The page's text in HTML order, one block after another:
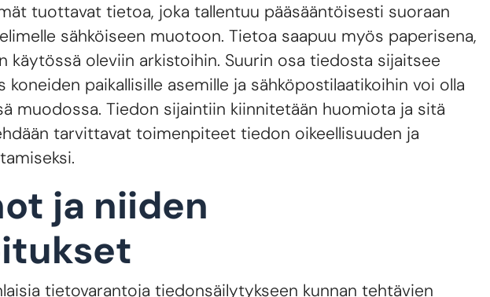
tuottavat tietoa, joka tallentuu pääsääntöisesti suoraan
sähköiseen muotoon. Tietoa saapuu myös paperisena,
käytössä oleviin arkistoihin. Suurin osa tiedosta sijaitsee
koneiden paikallisille asemille ja sähköpostilaatikoihin voi olla
muodossa. Tiedon sijaintiin kiinnitetään huomiota ja sitä
tarvittavat toimenpiteet tiedon oikeellisuuden ja
ja niiden
tietovarantoja tiedonsäilytykseen kunnan tehtävien